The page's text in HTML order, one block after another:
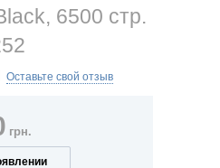
6500 стр.
Оставьте свой отзыв
грн.